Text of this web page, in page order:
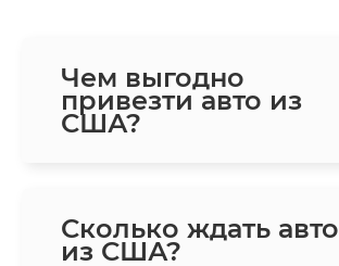
Чем выгодно
привезти авто из
США?
Сколько ждать авто
из США?